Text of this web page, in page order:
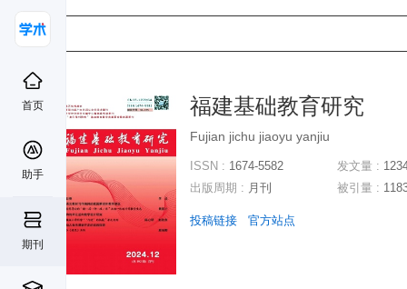
首页
助手
期刊
福建基础教育研究
Fujian jichu jiaoyu yanjiu
ISSN : 1674-5582
出版周期 : 月刊
发文量 :
被引量 :
投稿链接 官方站点